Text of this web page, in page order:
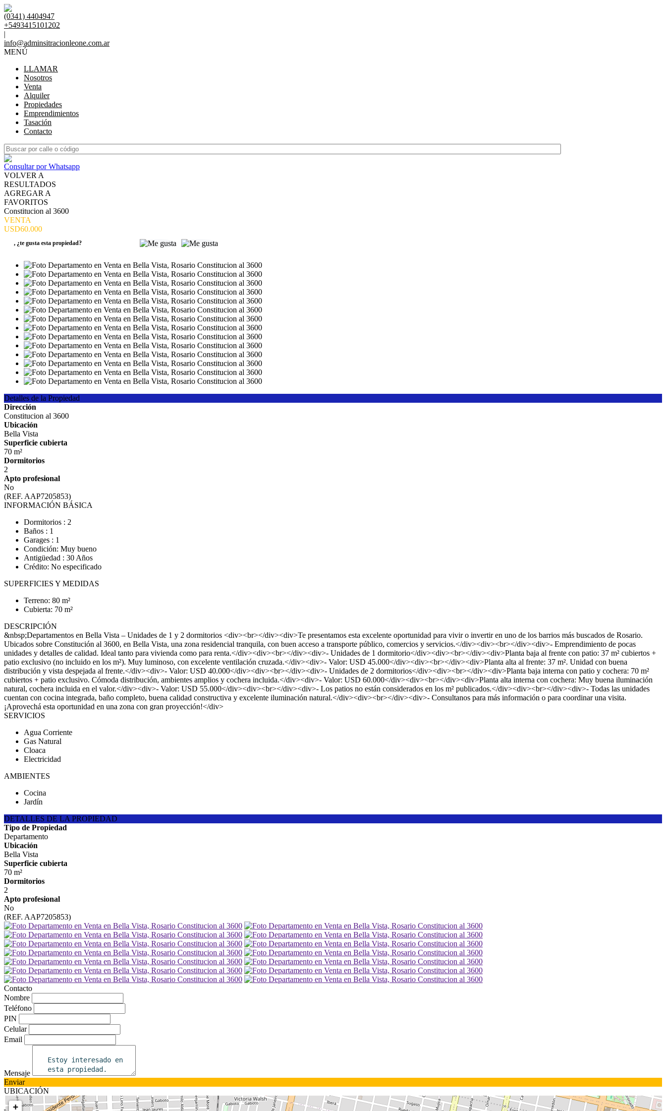
(0341) 4404947
+5493415101202
|
info@adminsitracionleone.com.ar
MENÚ
LLAMAR
Nosotros
Venta
Alquiler
Propiedades
Emprendimientos
Tasación
Contacto
Consultar por Whatsapp
VOLVER A
RESULTADOS
AGREGAR A
FAVORITOS
Constitucion al 3600
VENTA
USD60.000
, ¿te gusta esta propiedad?
Detalles de la Propiedad
Dirección
Constitucion al 3600
Ubicación
Bella Vista
Superficie cubierta
70 m²
Dormitorios
2
Apto profesional
No
(REF. AAP7205853)
INFORMACIÓN BÁSICA
Dormitorios : 2
Baños : 1
Garages : 1
Condición: Muy bueno
Antigüedad : 30 Años
Crédito: No especificado
SUPERFICIES Y MEDIDAS
Terreno: 80 m²
Cubierta: 70 m²
DESCRIPCIÓN
&nbsp;Departamentos en Bella Vista – Unidades de 1 y 2 dormitorios <div><br></div><div>Te presentamos esta excelente oportunidad para vivir o invertir en uno de los barrios más buscados de Rosario.
Ubicados sobre Constitución al 3600, en Bella Vista, una zona residencial tranquila, con buen acceso a transporte público, comercios y servicios.</div><div><br></div><div>- Emprendimiento de pocas
unidades y detalles de calidad. Ideal tanto para vivienda como para renta.</div><div><br></div><div>- Unidades de 1 dormitorio</div><div><br></div><div>Planta baja al frente con patio: 37 m² cubiertos +
patio exclusivo (no incluido en los m²). Muy luminoso, con excelente ventilación cruzada.</div><div>- Valor: USD 45.000</div><div><br></div><div>Planta alta al frente: 37 m². Unidad con buena
distribución y vista despejada al frente.</div><div>- Valor: USD 40.000</div><div><br></div><div>- Unidades de 2 dormitorios</div><div><br></div><div>Planta baja interna con patio y cochera: 70 m²
cubiertos + patio exclusivo. Cómoda distribución, ambientes amplios y cochera incluida.</div><div>- Valor: USD 60.000</div><div><br></div><div>Planta alta interna con cochera: Muy buena iluminación
natural, cochera incluida en el valor.</div><div>- Valor: USD 55.000</div><div><br></div><div>- Los patios no están considerados en los m² publicados.</div><div><br></div><div>- Todas las unidades
cuentan con cocina integrada, baño completo, buena calidad constructiva y excelente iluminación natural.</div><div><br></div><div>- Consultanos para más información o para coordinar una visita.
¡Aprovechá esta oportunidad en una zona con gran proyección!</div>
SERVICIOS
Agua Corriente
Gas Natural
Cloaca
Electricidad
AMBIENTES
Cocina
Jardín
DETALLES DE LA PROPIEDAD
Tipo de Propiedad
Departamento
Ubicación
Bella Vista
Superficie cubierta
70 m²
Dormitorios
2
Apto profesional
No
(REF. AAP7205853)
Contacto
Nombre
Teléfono
PIN
Celular
Email
Mensaje
Enviar
UBICACIÓN
+